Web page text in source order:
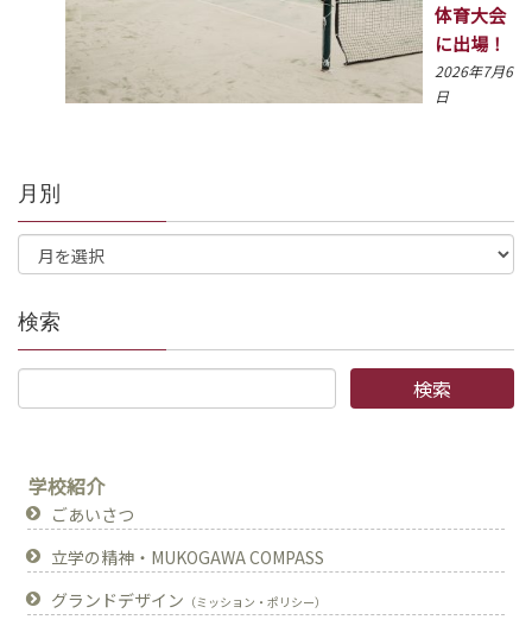
体育大会
に出場！
2026年7月6
日
月別
検索
学校紹介
ごあいさつ
立学の精神・MUKOGAWA COMPASS
グランドデザイン （ミッション・ポリシー）